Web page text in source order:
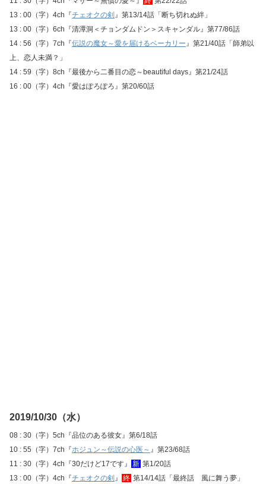
13 : 00（字）4ch『チェオクの剣』第13/14話「断ち切れぬ絆」
13 : 00（字）6ch『清潭洞＜チョンダムドン＞スキャンダル』第77/86話
14 : 56（字）7ch『伝説の魔女～愛を届けるベーカリー』第21/40話「師弟以
上、恋人未満？」
14 : 59（字）8ch『最後から二番目の恋～beautiful days』第21/24話
16 : 00（字）4ch『愛はぽろぽろ』第20/60話
2019/10/30（水）
08 : 30（字）5ch『品位のある彼女』第6/18話
10 : 55（字）7ch『ホジュン～伝説の心医～ 』第23/68話
11 : 30（字）4ch『30だけど17です』
新 第1/20話
13 : 00（字）4ch『チェオクの剣 』 終 第14/14話「最終話 風に舞う夢」